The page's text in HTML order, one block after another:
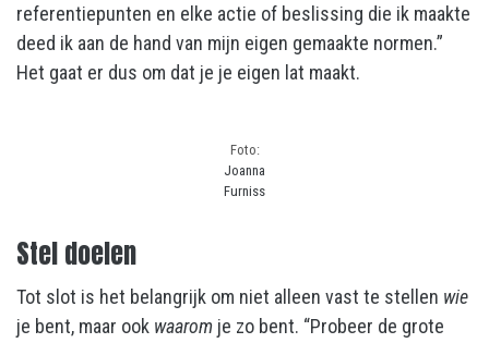
referentiepunten en elke actie of beslissing die ik maakte
deed ik aan de hand van mijn eigen gemaakte normen.”
Het gaat er dus om dat je je eigen lat maakt.
Foto:
Joanna
Furniss
Stel doelen
Tot slot is het belangrijk om niet alleen vast te stellen wie
je bent, maar ook waarom je zo bent. “Probeer de grote